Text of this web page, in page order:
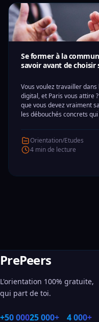
Se former à la
savoir avant de choisir
Vous voulez travailler
digital, et Paris vous attire
que vous devez vraiment
les débouchés concrets
Orientation/Etudes
4 min de lecture
PrePeers
L'orientation 100% gratuite,
qui part de toi.
+50 00025 000+ 4 000+